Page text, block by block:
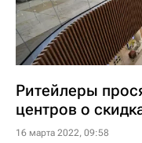
Ритейлеры
центров о
16 марта 2022, 09:58